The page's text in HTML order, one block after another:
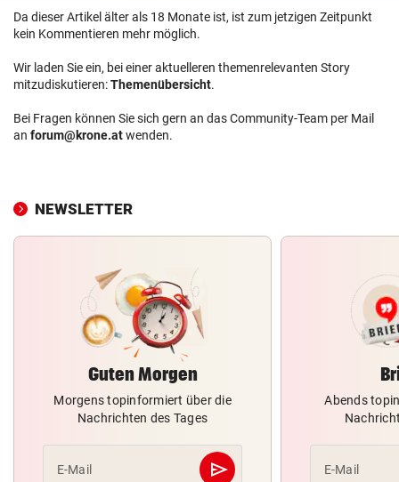
Da dieser Artikel älter als 18 Monate ist, ist zum jetzigen Zeitpunkt
kein Kommentieren mehr möglich.
Wir laden Sie ein, bei einer aktuelleren themenrelevanten Story
mitzudiskutieren:Themenübersicht.
Bei Fragen können Sie sich gern an das Community-Team per Mail
an forum@krone.atwenden.
NEWSLETTER
Guten Morgen
Morgens topinformiert über die
Nachrichten des Tages
E-Mail send
Abschicken
Abends
E-Mail